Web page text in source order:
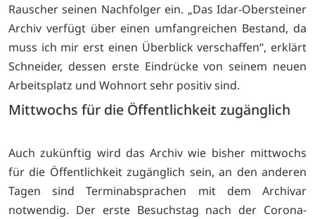
Rauscher seinen Nachfolger ein. „Das Idar-Obersteiner
Archiv verfügt über einen umfangreichen Bestand, da
muss ich mir erst einen Überblick verschaffen“, erklärt
Schneider, dessen erste Eindrücke von seinem neuen
Arbeitsplatz und Wohnort sehr positiv sind.
Mittwochs für die Öffentlichkeit zugänglich
Auch zukünftig wird das Archiv wie bisher mittwochs
für die Öffentlichkeit zugänglich sein, an den anderen
Tagen sind Terminabsprachen mit dem Archivar
notwendig. Der erste Besuchstag nach der Corona-